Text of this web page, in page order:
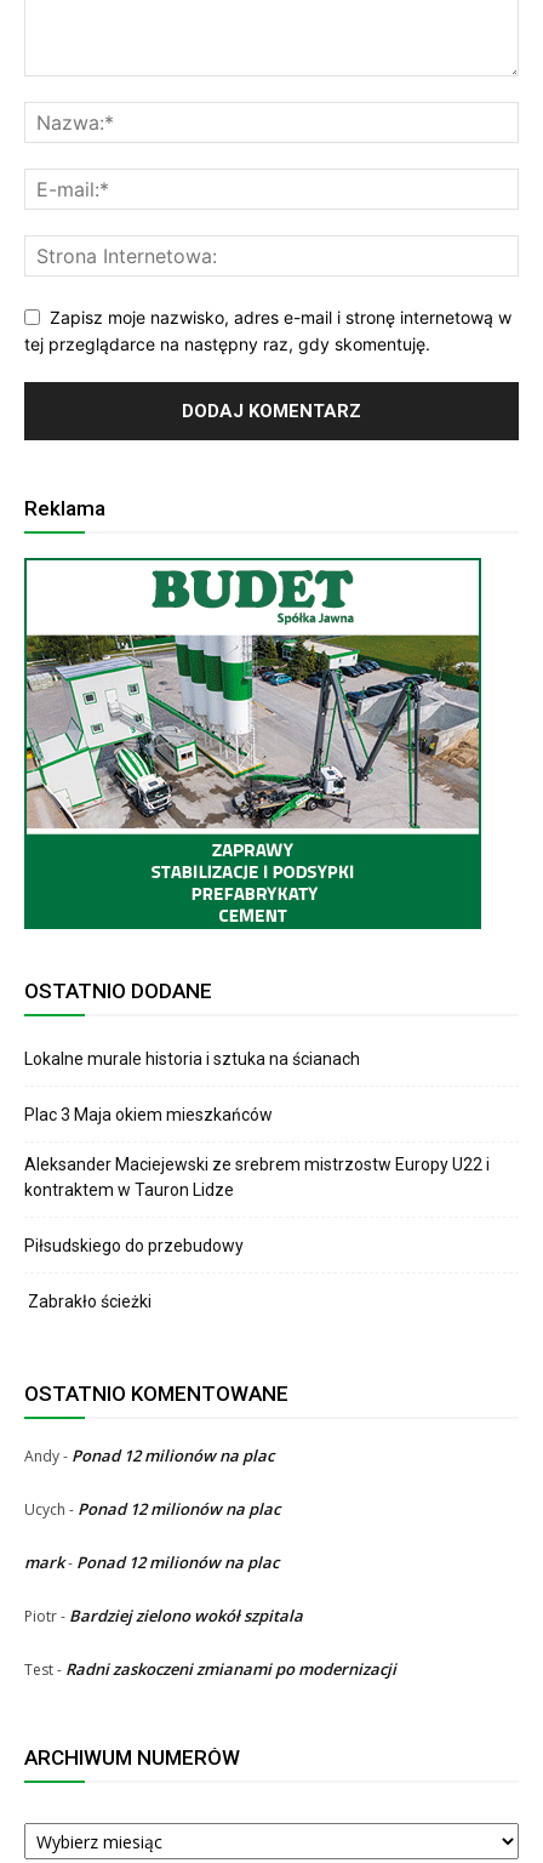
Zapisz moje nazwisko, adres e-mail i stronę internetową w
tej przeglądarce na następny raz, gdy skomentuję.
Reklama
OSTATNIO DODANE
Lokalne murale historia i sztuka na ścianach
Plac 3 Maja okiem mieszkańców
Aleksander Maciejewski ze srebrem mistrzostw Europy U22 i
kontraktem w Tauron Lidze
Piłsudskiego do przebudowy
Zabrakło ścieżki
OSTATNIO KOMENTOWANE
Andy- Ponad 12 milionów na plac
Ucych - Ponad 12 milionów na plac
mark- Ponad 12 milionów na plac
Piotr- Bardziej zielono wokół szpitala
Test- Radni zaskoczeni zmianami po modernizacji
ARCHIWUM NUMERÓW
ARCHIWUM
NUMERÓW